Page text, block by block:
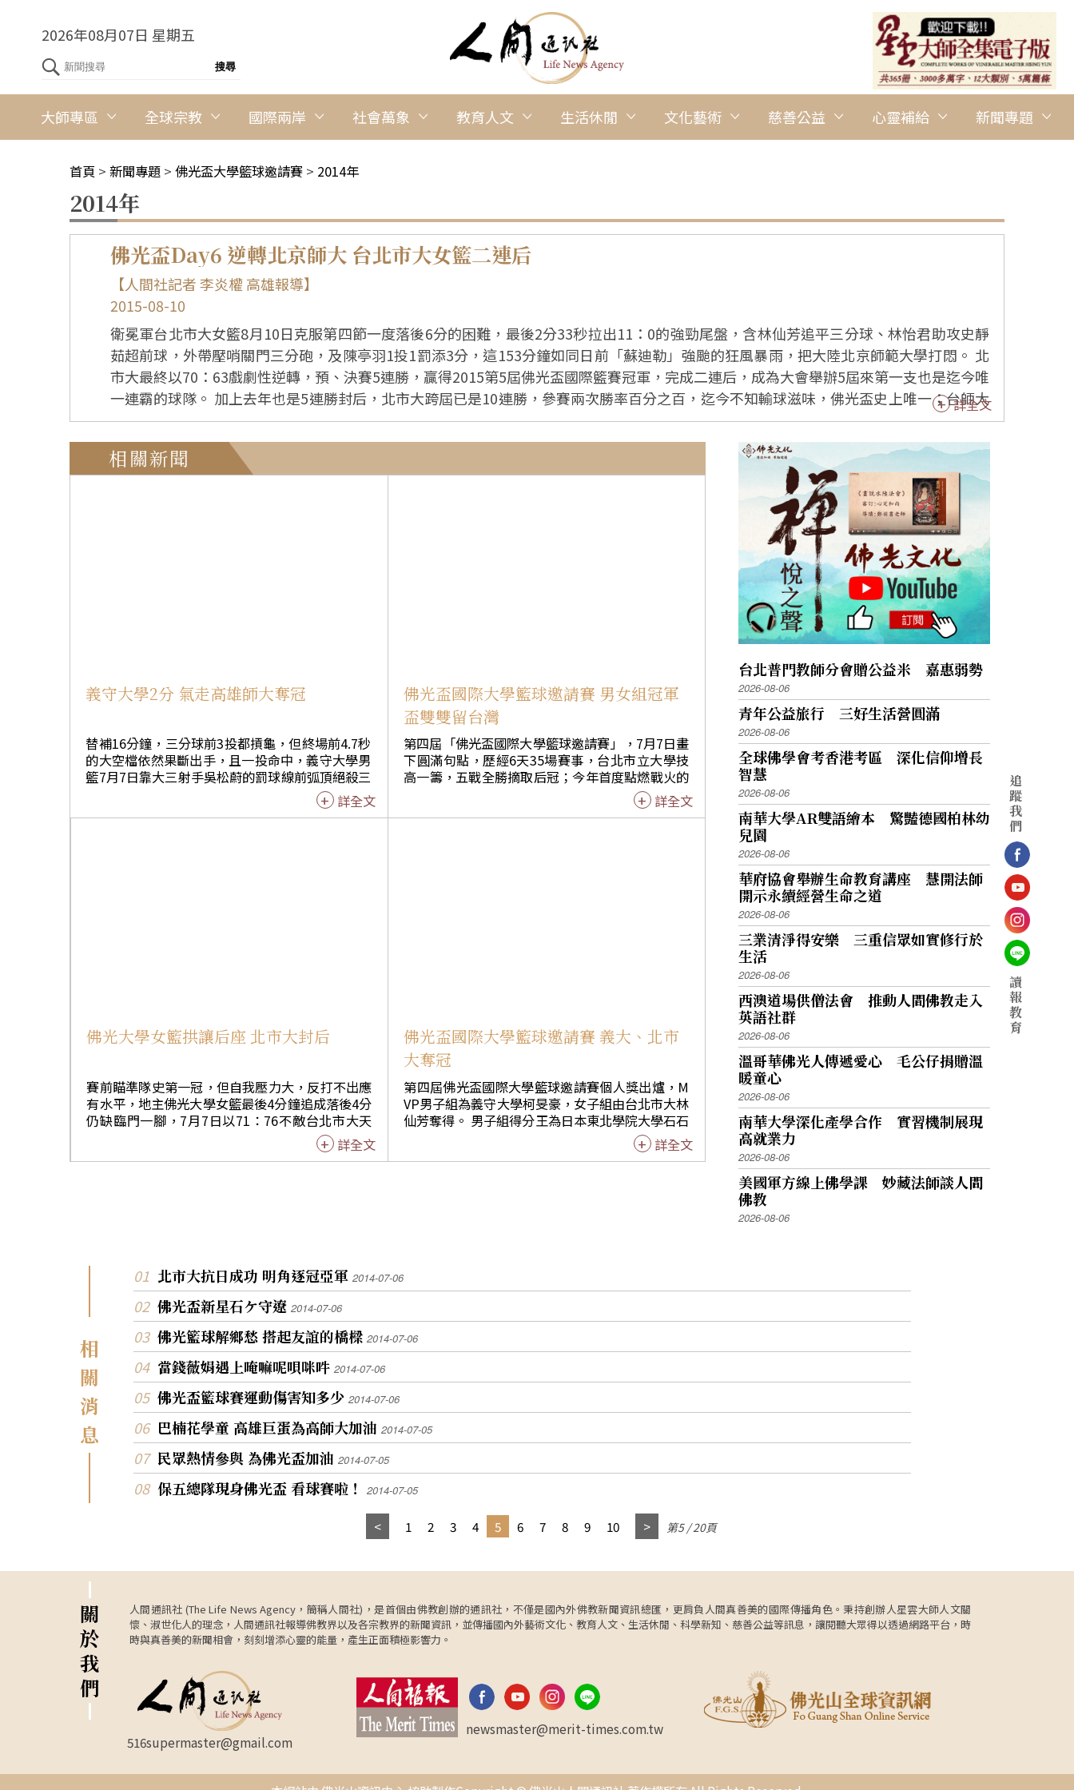
2026年08月07日 星期五
大師專區 全球宗教 國際兩岸 社會萬象 教育人文 生活休閒 文化藝術 慈善公益 心靈補給 新聞專題
首頁 > 新聞專題 > 佛光盃大學籃球邀請賽 > 2014年
2014年
佛光盃Day6 逆轉北京師大 台北市大女籃二連后
【人間社記者 李炎權 高雄報導】
2015-08-10
衛冕軍台北市大女籃8月10日克服第四節一度落後6分的困難，最後2分33秒拉出11：0的強勁尾盤，含林仙芳追平三分球、林怡君助攻史靜
茹超前球，外帶壓哨關門三分砲，及陳亭羽1投1罰添3分，這153分鐘如同日前「蘇迪勒」強颱的狂風暴雨，把大陸北京師範大學打悶。 北
市大最終以70：63戲劇性逆轉，預、決賽5連勝，贏得2015第5屆佛光盃國際籃賽冠軍，完成二連后，成為大會舉辦5屆來第一支也是迄今唯
一連霸的球隊。 加上去年也是5連勝封后，北市大跨屆已是10連勝，參賽兩次勝率百分之百，迄今不知輸球滋味，佛光盃史上唯一；台師大
儘管在第1、3屆兩度拿冠軍，但並非連霸，也曾輸過幾場球。 北市大165公分大五延畢射手林怡君，再度化身「小巨人」，三分球10投中
4，攻下5戰來最高27分，外帶6籃板及助攻、抄截各4，獲多數票選青睞，當選冠軍賽MVP，生涯第一次，林怡君5戰三分球共32投中11，
命中率三成四三，平均得19.2分、5.4籃板、3.2抄截、1.8助攻，身手堪稱全方位。 她說：「只想幫球隊連霸，賽前沒煩惱MVP的事，也沒
38秒追成63：63的三分球，一樣很出色。儘管MVP未連莊，但欣見北市大贏球連霸，她說：「個人獎、MVP誰屬都事小，團隊冠軍才重
林仙芳三分球，63：63，北京師大失誤，還1分18秒林怡君妙傳史靜茹拖車切入，反以2分超前，北師走步違例，剩49.7秒陳亭羽建功，6
賽，跨兩屆對戰已3連勝，教頭張慧瑛說：「跟預賽一樣，也是贏在防守，特別是團隊防守，決勝期守住北師及造成她們失誤。」 史靜茹11
分、6籃板，辛宜芝8分、陳亭羽7分，也都功在贏球。 北京師大退居第二，但優於上屆的第三名，仍以第一戰將趙雪同15分、7籃板最多，
張亞楠、馮丹蕾各11分。 教頭宋陸陸說，輸在決勝期緊張、失誤太多。
詳全文
相關新聞
義守大學2分 氣走高雄師大奪冠
替補16分鐘，三分球前3投都摃龜，但終場前4.7秒
的大空檔依然果斷出手，且一投命中，義守大學男
籃7月7日靠大三射手吳松蔚的罰球線前弧頂絕殺三
分冷箭，69：67氣走高雄師大，驚濤駭浪中，贏得
2014第4屆佛光盃國際大學籃賽男子組王座，也是
對新榮高中也曾投進致勝球，卻還是今天這一球最
重要。」 因這是今年2月義大在UBA大專籃賽複賽
資格及下季禁賽後，義大重新回到戰場，尤其正式
的五對五舞台，且一舉封王。 攻下12分、6籃板及
助攻、抄截各4的新科MVP柯旻豪說：「這個冠軍
太有意義，失去UBA戰場後，我們自我證明義大是
有實力的，更高興有其他隊友跳出，我終於可不必
每場都這麼累！」 替補16分鐘，三分球前3投都摃
組冠軍，後衛柯旻豪場場表現精湛，膺選為MVP。
吳松蔚絕殺戲前，他三分、兩分球合計5投只中1，
區區2分進帳，卻把握無價的最後一擊，巧扮大英
雄，他說：「今天手感欠佳，前幾次投籃不順，機
會卻落在我手上，仍得冷靜以對，球一離手就覺得
會進，因那位置我挺擅長，過去也多次投中。」 這
也是吳松蔚最近選擇離開嘉義吳鳳學院，回到義守
大學與過往三民家商的老戰友再度並肩作戰後，對
義大的最大貢獻。 他說：「一回來就碰到佛光盃，
今天靠幸運球意外立功，興奮莫名，也意味我歸隊
是正確的。」 但這並非吳松蔚生涯第一個絕殺球，
他說：「高二打HBL對新榮高中也曾投進致勝球，
卻還是今天這一球最重要。」 因這是今年2月義大
在UBA大專籃賽複賽與台師大衝突，被大會認定為
「鬥毆」，雙雙取消資格及下季禁賽後，義大重新
回到戰場，尤其正式的五對五舞台，且一舉封王。
的陳侑昫打出最正常一戰，招牌禁區強攻重現，正
積極準備投入SBL選秀的他說：「今天大抵是我大
學生涯最後一戰，無論如何得卯勁全力，因我們雖
報名下月花蓮菁英盃，但我不打，讓學弟們多些機
會。」 「阿飛」施顏宗終場前4分1秒五犯，當時
義大59：60落後，少了教頭謝玉娟口中「空中巴
士」的他防守、抓籃板，義大險象環生，看似不
妙，幸吳松蔚挺身而出。 施顏宗說：「犯滿回到板
凳後我確實很緊張，但對吳松蔚有信心，我跟他
說，只要一球就好，且是致勝球，不敢相信他真的
做到！」 這是繼6日預賽末役後兩軍連兩天對上，
戰義大的2連勝，上半場41：29領先，第三節高師
詳全文
佛光盃國際大學籃球邀請賽 男女組冠軍
盃雙雙留台灣
第四屆「佛光盃國際大學籃球邀請賽」，7月7日畫
下圓滿句點，歷經6天35場賽事，台北市立大學技
高一籌，五戰全勝摘取后冠；今年首度點燃戰火的
男籃組，則由義守大學隊過關斬將，抱走冠軍盃；
表現搶眼義守大學背號4號柯旻豪，台北市立大學
旅遊，歡迎到高雄、佛光山及佛陀紀念館。 最後，
大師幽默以英文「Thank you very much！」感謝
大眾，引爆全場笑點。 高雄市副市長吳宏謀讚歎所
有的球隊，經過6天的君子之爭，除切磋球技外，
更展現了運動家勝不驕、敗不餒的精神，可貴的是
增進國際友誼。 佛光大學校長楊朝祥表示，此次以
三好為主題的比賽，6天精彩賽事，每天吸引3000
人進場，球員從比賽中贏得友誼、風度，從賽事中
學習到成長、民眾不是贏到獎品，就是贏到漫漫長
驚訝又開心；謝謝隊友默契十足的團隊表現，我只
是盡全力去做好教練交待的事，在關鍵時刻把防
分，並根據當時機會讓自己得分；感謝教練娟姊，
在生活上的照顧，與球技上的指導，目前先完成剩
次參賽，即榮獲MVP殊榮，台北市立大學林仙芳，
錢薇娟對她的提攜，經由多場次的與賽，隊友之間
的向心力、默契度與場俱進，難掩喜悅的她，眼泛
淚光感動的說「我太愛我們的團隊了！」 日本東北
發「特別貢獻獎」，感謝三好體育協會會長賴維
正，及慧知法師。 與會貴賓冠蓋雲集，尚有行政院
政務委員楊秋興、教育部體育署副署長彭台臨、高
詳全文
佛光大學女籃拱讓后座 北市大封后
賽前瞄準隊史第一冠，但自我壓力大，反打不出應
有水平，地主佛光大學女籃最後4分鐘追成落後4分
仍缺臨門一腳，7月7日以71：76不敵台北市大天
母校區，4連勝中斷，拱讓第4屆佛光盃國際大學籃
賽女子組后座，繼第1、2屆後三度屈居亞軍，北市
來隊友籃下「放槍」，錯過再追近，北市大陣腳穩
住，未再給佛大機會。 魏于淳19分、10籃板「雙
十」加4助攻，無愧大會得分后，辛宜芝14分、14
籃板也是「雙十」外帶3助攻，連兩天準決賽、冠
軍賽扮禁區大柱，打出生涯代表作，控衛林仙芳異
軍突起，14分、3抄截、3籃板，有效組織攻勢，膺
選女子MVP，林怡君11分、6籃板，畢業於博愛校
區的借將中鋒柯宜伶9分、12籃板，也都功在贏球
封后。 北市大教頭錢薇娟說：「一個多月前確定要
參賽後，我們練習份量大增，大家都有使命感，且
明顯進步，並在今天一戰成功。」 錢薇娟說，佛大
贏球壓力較大，且儘管有彭詩晴、吳盈潔兩名即戰
力準研究生加盟，實力提升，但她倆與佛大新隊友
配合時間較短，尤其彭詩晴還得北上加入中華女籃
練球，備極辛苦，北市大的柯宜伶則無此困擾，可
后魏于淳說：「上半場打得有些掙扎，中場教練告
球隊拿冠軍。」而生涯第一個MVP，林仙芳受寵若
3個三分球拿21分、8籃板，郭佳紋15分、蘇苡媃1
3分。 教頭李亨淑說：「球員太想贏，反而束手縛
腳，尤其籃下太多該進的球都失手，至少損失30
分，如何贏球？」她說，開局小幅領先，隨後變得
不會打球，反之，北市大正常發揮，這就是輸贏的
分野。 佛大前兩屆居亞，上屆準決賽輸日本山形，
第三名作收，本屆機會最好，卻依舊與第一冠擦身
而過，蘇苡媃、後衛黃郁婷都說，愈想贏愈打不
好，但沒關係。明年再來！
詳全文
佛光盃國際大學籃球邀請賽 義大、北市
大奪冠
第四屆佛光盃國際大學籃球邀請賽個人獎出爐，M
VP男子組為義守大學柯旻豪，女子組由台北市大林
仙芳奪得。 男子組得分王為日本東北學院大學石石
守遼，平均28.4分，籃板王中國人民大學孫翰傑11.
8個，助攻王日本東北大谷豪6.6次，抄截王韓國檀
學、（六）日本東北學院大學。 女子組：（一）台
北市大、（二）佛光大學、（三）大陸北京師大、
（六）台灣科大、（七）馬來西亞國家隊、（八）
大陸大連理工大學。 佛光山開山星雲大師7日閉幕
式開示，強調佛光盃四年有成，希望明年第五屆大
佛光中華總會會長吳伯雄應邀南下出席，與星雲大
詳全文
台北普門教師分會贈公益米 嘉惠弱勢
2026-08-06
青年公益旅行 三好生活營圓滿
2026-08-06
全球佛學會考香港考區 深化信仰增長
智慧
2026-08-06
南華大學AR雙語繪本 驚豔德國柏林幼
兒園
2026-08-06
華府協會舉辦生命教育講座 慧開法師
開示永續經營生命之道
2026-08-06
三業清淨得安樂 三重信眾如實修行於
生活
2026-08-06
西澳道場供僧法會 推動人間佛教走入
英語社群
2026-08-06
溫哥華佛光人傳遞愛心 毛公仔捐贈溫
暖童心
2026-08-06
南華大學深化產學合作 實習機制展現
高就業力
2026-08-06
美國軍方線上佛學課 妙藏法師談人間
佛教
2026-08-06
相
關
消
息
北市大抗日成功 明角逐冠亞軍 2014-07-06
佛光盃新星石ケ守遼 2014-07-06
佛光籃球解鄉愁 搭起友誼的橋樑 2014-07-06
當錢薇娟遇上唵嘛呢唄咪吽 2014-07-06
佛光盃籃球賽運動傷害知多少 2014-07-06
巴楠花學童 高雄巨蛋為高師大加油 2014-07-05
民眾熱情參與 為佛光盃加油 2014-07-05
保五總隊現身佛光盃 看球賽啦！ 2014-07-05
1 2 3 4 5 6 7 8 9 10 第5 / 20頁
關
於
我
們
人間通訊社 (The Life News Agency，簡稱人間社)，是首個由佛教創辦的通訊社，不僅是國內外佛教新聞資訊總匯，更肩負人間真善美的國際傳播角色。秉持創辦人星雲大師人文關
懷、淑世化人的理念，人間通訊社報導佛教界以及各宗教界的新聞資訊，並傳播國內外藝術文化、教育人文、生活休閒、科學新知、慈善公益等訊息，讓閱聽大眾得以透過網路平台，時
時與真善美的新聞相會，刻刻增添心靈的能量，產生正面積極影響力。
516supermaster@gmail.com
newsmaster@merit-times.com.tw
追
蹤
我
們
讀
報
教
育